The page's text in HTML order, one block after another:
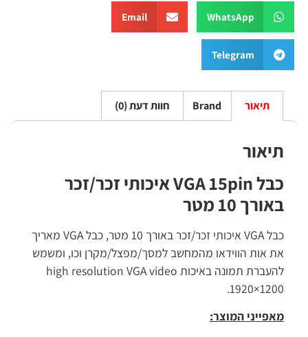
WhatsApp
Email
Telegram
תיאור Brand חוות דעת (0)
תיאור
כבל VGA 15pin איכותי זכר/זכר
באורך 10 מטר
כבל VGA איכותי זכר/זכר באורך 10 מטר, כבל VGA מאריך
את אות הווידאו מהמחשב למסך/מפצל/מקרן וכו, ומשמש
להעברת תמונה באיכות high resolution VGA video
1920×1200.
מאפייני המוצר: